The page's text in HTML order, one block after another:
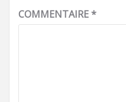
COMMENTAIRE*